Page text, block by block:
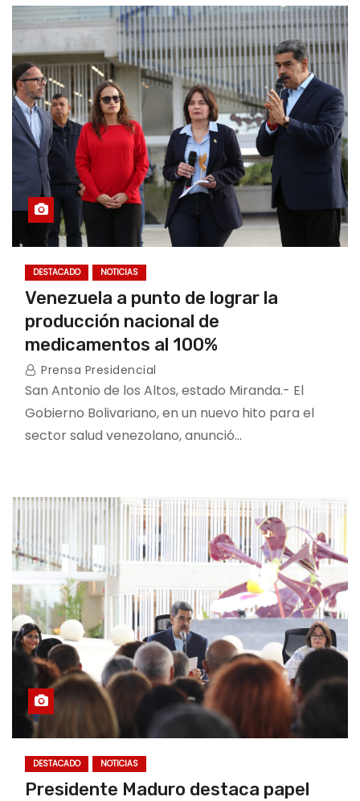
DESTACADO NOTICIAS
Venezuela a punto de lograr la
producción nacional de
medicamentos al 100%
Prensa Presidencial
San Antonio de los Altos, estado Miranda.- El
Gobierno Bolivariano, en un nuevo hito para el
sector salud venezolano, anunció…
DESTACADO NOTICIAS
Presidente Maduro destaca papel